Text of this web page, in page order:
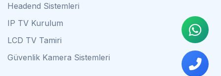
Headend Sistemleri
IP TV Kurulum
LCD TV Tamiri
Güvenlik Kamera Sistemleri